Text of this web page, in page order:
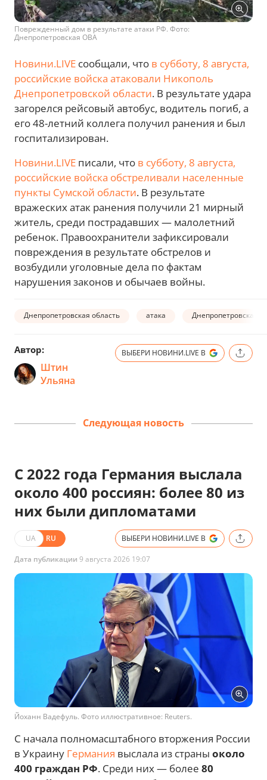
Поврежденный дом в результате атаки РФ. Фото:
Днепропетровская ОВА
Новини.LIVE сообщали, что в субботу, 8 августа,
российские войска атаковали Никополь
Днепропетровской области. В результате удара
загорелся рейсовый автобус, водитель погиб, а
его 48-летний коллега получил ранения и был
госпитализирован.
Новини.LIVE писали, что в субботу, 8 августа,
российские войска обстреливали населенные
пункты Сумской области. В результате
вражеских атак ранения получили 21 мирный
житель, среди пострадавших — малолетний
ребенок. Правоохранители зафиксировали
повреждения в результате обстрелов и
возбудили уголовные дела по фактам
нарушения законов и обычаев войны.
Днепропетровская область атака Днепропетровская
Автор:
Штин
Ульяна
ВЫБЕРИ НОВИНИ.LIVE В
Следующая новость
С 2022 года Германия выслала
около 400 россиян: более 80 из
них были дипломатами
UA RU ВЫБЕРИ НОВИНИ.LIVE В
Дата публикации 9 августа 2026 19:07
Йоханн Вадефуль. Фото иллюстративное: Reuters.
С начала полномасштабного вторжения России
в Украину Германия выслала из страны около
400 граждан РФ. Среди них — более 80